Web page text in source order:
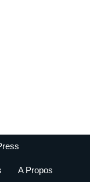
A Propos